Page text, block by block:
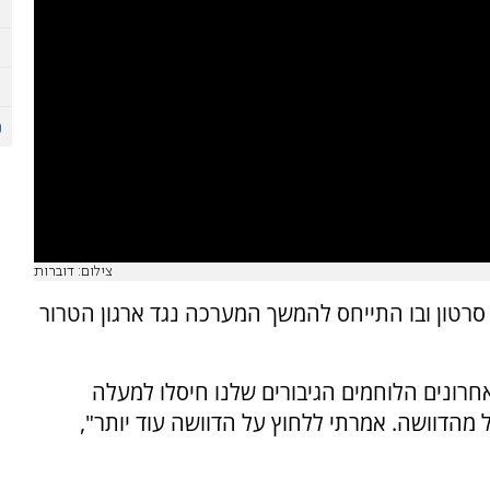
צילום: דוברות
ובו התייחס להמשך המערכה נגד ארגון הטרור
הלוחמים הגיבורים שלנו חיסלו למעלה
מהדוושה. אמרתי ללחוץ על הדוושה עוד יותר",